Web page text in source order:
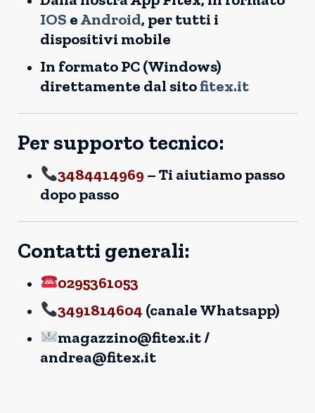
IOS eAndroid, per tutti i
dispositivi mobile
In formato PC (Windows)
direttamente dal sitofitex.it
Per supporto tecnico:
3484414969 – Ti aiutiamo passo
dopo passo
Contatti generali:
0295361053
3491814604 (canale Whatsapp)
magazzino@fitex.it /
andrea@fitex.it